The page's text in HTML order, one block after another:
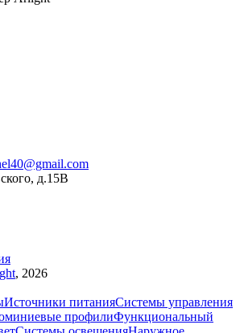
д.15В
, 2026
Источники питанияСистемы управления
профилиФункциональный